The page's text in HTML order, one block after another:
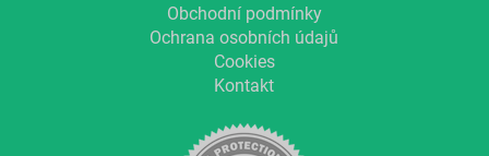
Obchodní podmínky
Ochrana osobních údajů
Cookies
Kontakt